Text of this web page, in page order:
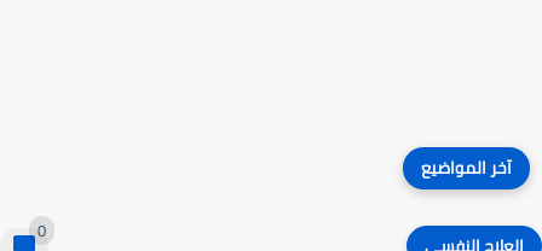
آخر المواضيع
0